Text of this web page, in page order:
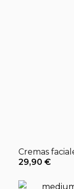
Cremas
29,90 €